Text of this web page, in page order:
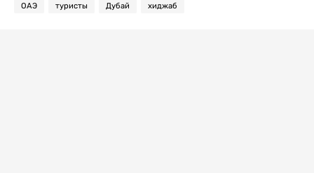
ОАЭ туристы Дубай хиджаб